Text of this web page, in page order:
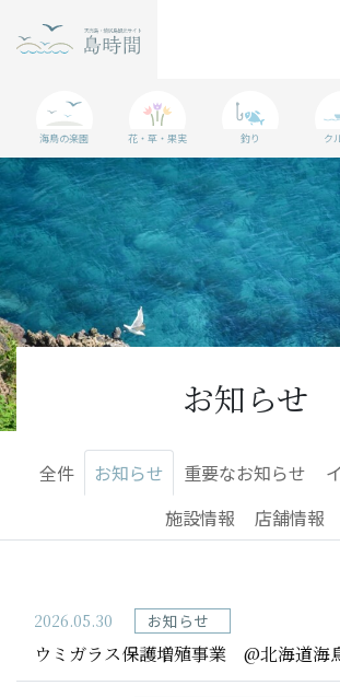
天売島
焼尻島
観光情報
島に行く準備
WEBマガジン
パンフレット
お問い合わせ
フォトライブラリー
海鳥の楽園 花・草・果実 釣り ク
お知らせ
全件 お知らせ 重要なお知らせ
施設情報
店舗情報
2026.05.30 お知らせ
ウミガラス保護増殖事業 @北海道海